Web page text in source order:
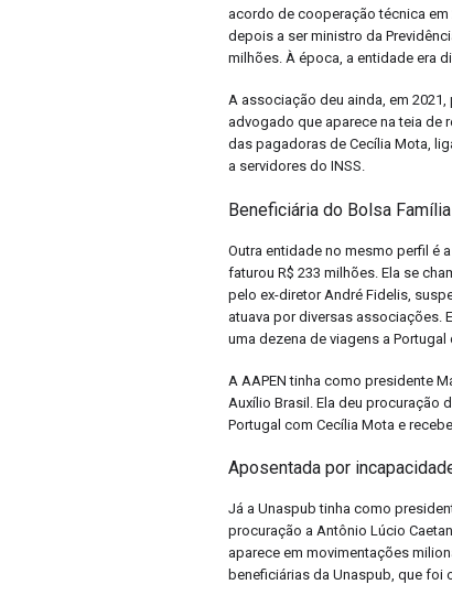
acordo de cooperação técnica em
depois a ser ministro da
milhões. À época, a entidade era
A associação deu ainda, em
advogado que aparece na teia de
das pagadoras de Cecília Mota,
a servidores do INSS.
Beneficiária do Bolsa
Outra entidade no mesmo perfil é
faturou R$ 233 milhões. Ela se
pelo ex-diretor André Fidelis,
atuava por diversas associações.
uma dezena de viagens a Portugal
A AAPEN tinha como presidente
Auxílio Brasil. Ela deu procuração
Portugal com Cecília Mota e
Aposentada por
Já a Unaspub tinha como
procuração a Antônio Lúcio
aparece em movimentações
beneficiárias da Unaspub, que foi